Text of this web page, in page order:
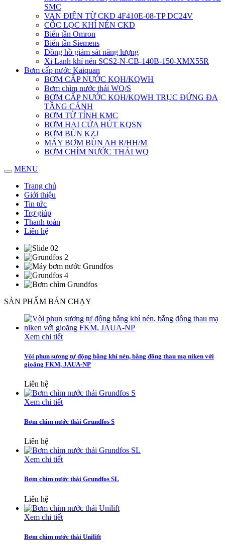
SMC
VAN ĐIỆN TỪ CKD 4F410E-08-TP DC24V
CỐC LỌC KHÍ NÉN CKD
Biến tần Omron
Biến tần Siemens
Đồng hồ giám sát năng lượng
Xi Lanh khí nén SCS2-N-CB-140B-150-XMX55R
Bơm cấp nước Kaiquan
BƠM CẤP NƯỚC KQH/KQWH
Bơm chìm nước thải WQ/S
BƠM CẤP NƯỚC KQH/KQWH TRỤC ĐỨNG ĐA
TẦNG CÁNH
BƠM TỪ TÍNH KMC
BƠM HAI CỬA HÚT KQSN
BƠM BÙN KZJ
MÁY BƠM BÙN AH R/HH/M
BƠM CHÌM NƯỚC THẢI WQ
MENU
Trang chủ
Giới thiệu
Tin tức
Trợ giúp
Thanh toán
Liên hệ
SẢN PHẨM BÁN CHẠY
Xem chi tiết
Vòi phun sương tự động bằng khí nén, bằng đồng thau mạ niken với
gioăng FKM, JAUA-NP
Liên hệ
Xem chi tiết
Bơm chìm nước thải Grundfos S
Liên hệ
Xem chi tiết
Bơm chìm nước thải Grundfos SL
Liên hệ
Xem chi tiết
Bơm chìm nước thải Unilift